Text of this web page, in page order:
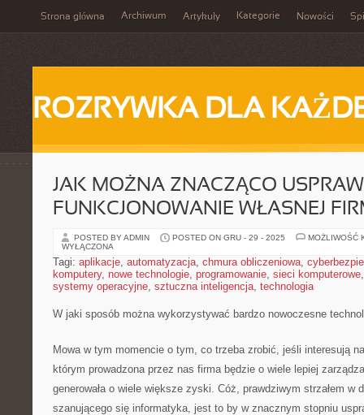
Strona główna Archiwum Artykuły Kategorie Nowości
ROZRYWKA DLA
JAK MOŻNA ZNACZĄCO
FUNKCJONOWANIE WŁASNEJ
POSTED BY ADMIN POSTED ON GRU - 29 - 2025
MOŻLIWOŚĆ
WYŁĄCZONA
Tagi: aplikacje, automatyzacja, chmura obliczeniowa,
komputery, nowe technologie, programowanie, sieci komputerowe
systemy operacyjne, sztuczna inteligencja, technologia
W jaki sposób można wykorzystywać bardzo nowoczesne
Mowa w tym momencie o tym, co trzeba zrobić, jeśli interesują
którym prowadzona przez nas firma będzie o wiele lepiej
generowała o wiele większe zyski. Cóż, prawdziwym strzałem w
szanującego się informatyka, jest to by w znacznym stopniu